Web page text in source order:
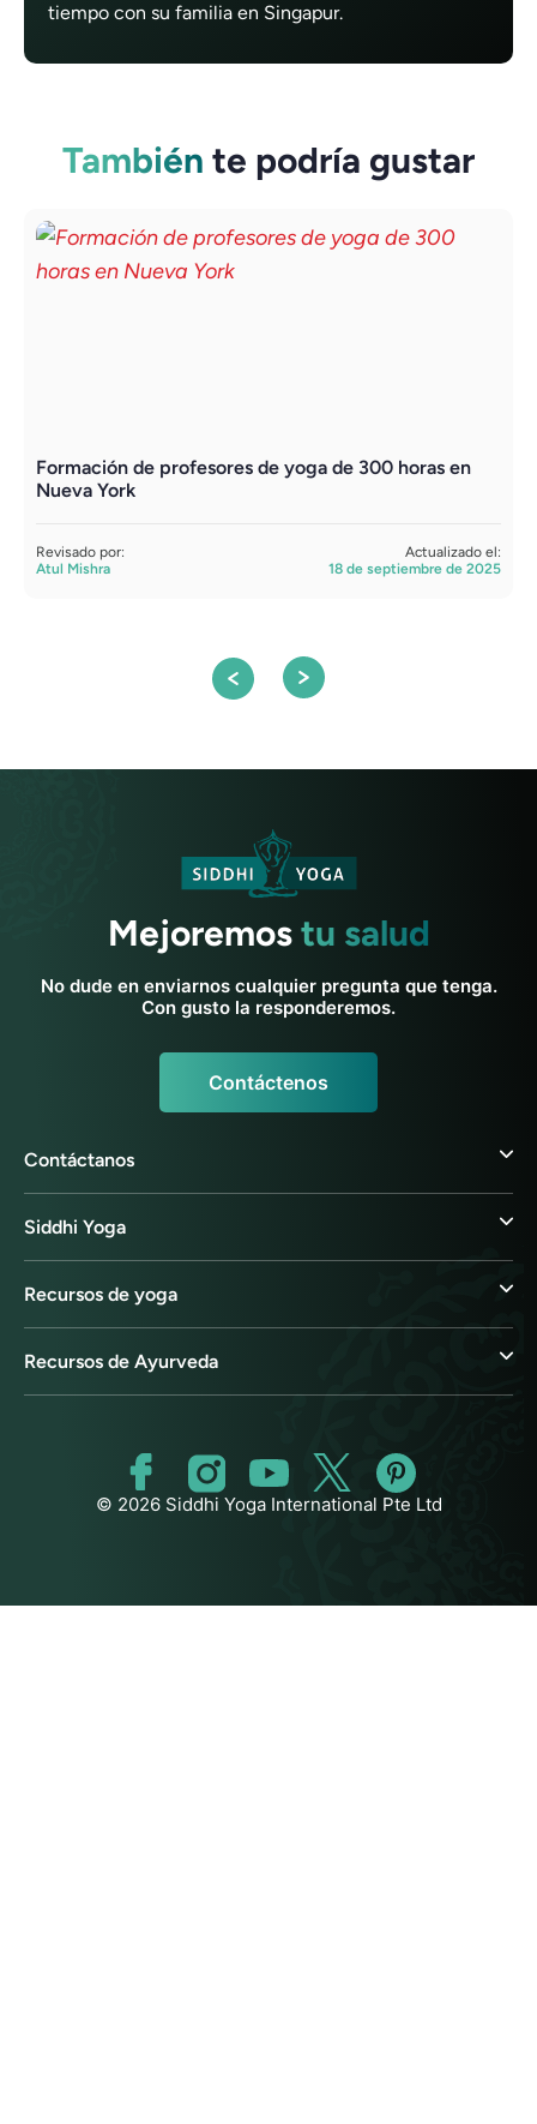
tiempo con su familia en Singapur.
También te podría gustar
Formación de profesores de yoga de 300 horas en
Nueva York
Revisado por:
Atul Mishra
Actualizado el:
18 de septiembre de 2025
Mejoremostu salud
No dude en enviarnos cualquier pregunta que tenga.
Con gusto la responderemos.
Contáctenos
Contáctanos
Siddhi Yoga
Recursos de yoga
Recursos de Ayurveda
© 2026 Siddhi Yoga International Pte Ltd